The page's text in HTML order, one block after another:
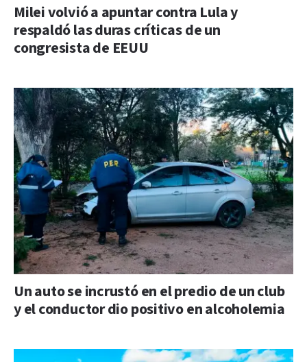
Milei volvió a apuntar contra Lula y
respaldó las duras críticas de un
congresista de EEUU
Un auto se incrustó en el predio de un club
y el conductor dio positivo en alcoholemia